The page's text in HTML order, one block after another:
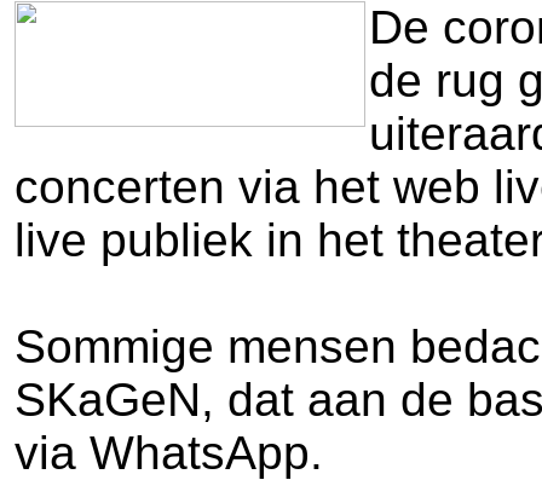
De
de rug
concerten via het web
live publiek in het
Sommige mensen
SKaGeN, dat aan de
via WhatsApp.